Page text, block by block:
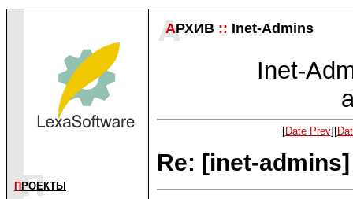
П РОЕКТЫ
АРХИВ :: Inet-Admins
Inet-
[Date Prev][
Re: [inet-